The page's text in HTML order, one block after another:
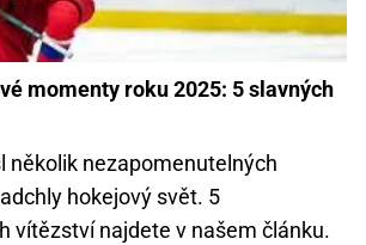
momenty roku 2025: 5 slavných
několik nezapomenutelných
hokejový svět. 5
vítězství najdete v našem článku.